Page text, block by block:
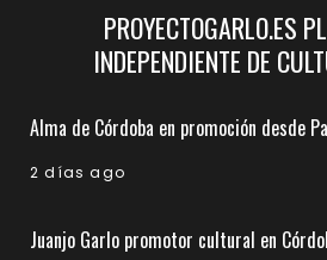
PROYECTOGARLO.ES
INDEPENDIENTE DE
Alma de Córdoba en promoción desde
2 días ago
Juanjo Garlo promotor cultural en